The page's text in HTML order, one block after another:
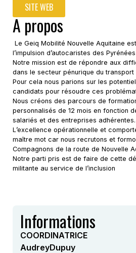
SITE WEB
A propos
Le Geiq Mobilité Nouvelle Aquitaine
l’impulsion d’autocaristes des
Notre mission est de répondre aux
dans le secteur pénurique du transport
Pour cela nous parions sur les
candidats pour résoudre ces
Nous créons des parcours de
personnalisés de 12 mois en fonction
salariés et des entreprises adhérentes.
L’excellence opérationnelle et
maître mot car nous recrutons et
Compagnons de la route de Nouvelle
Notre parti pris est de faire de cette
militante au service de l’inclusion
Informations
COORDINATRICE
AudreyDupuy